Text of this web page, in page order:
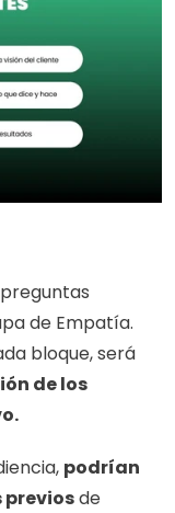
de Empatía.
bloque, será
de los
podrían
previos de